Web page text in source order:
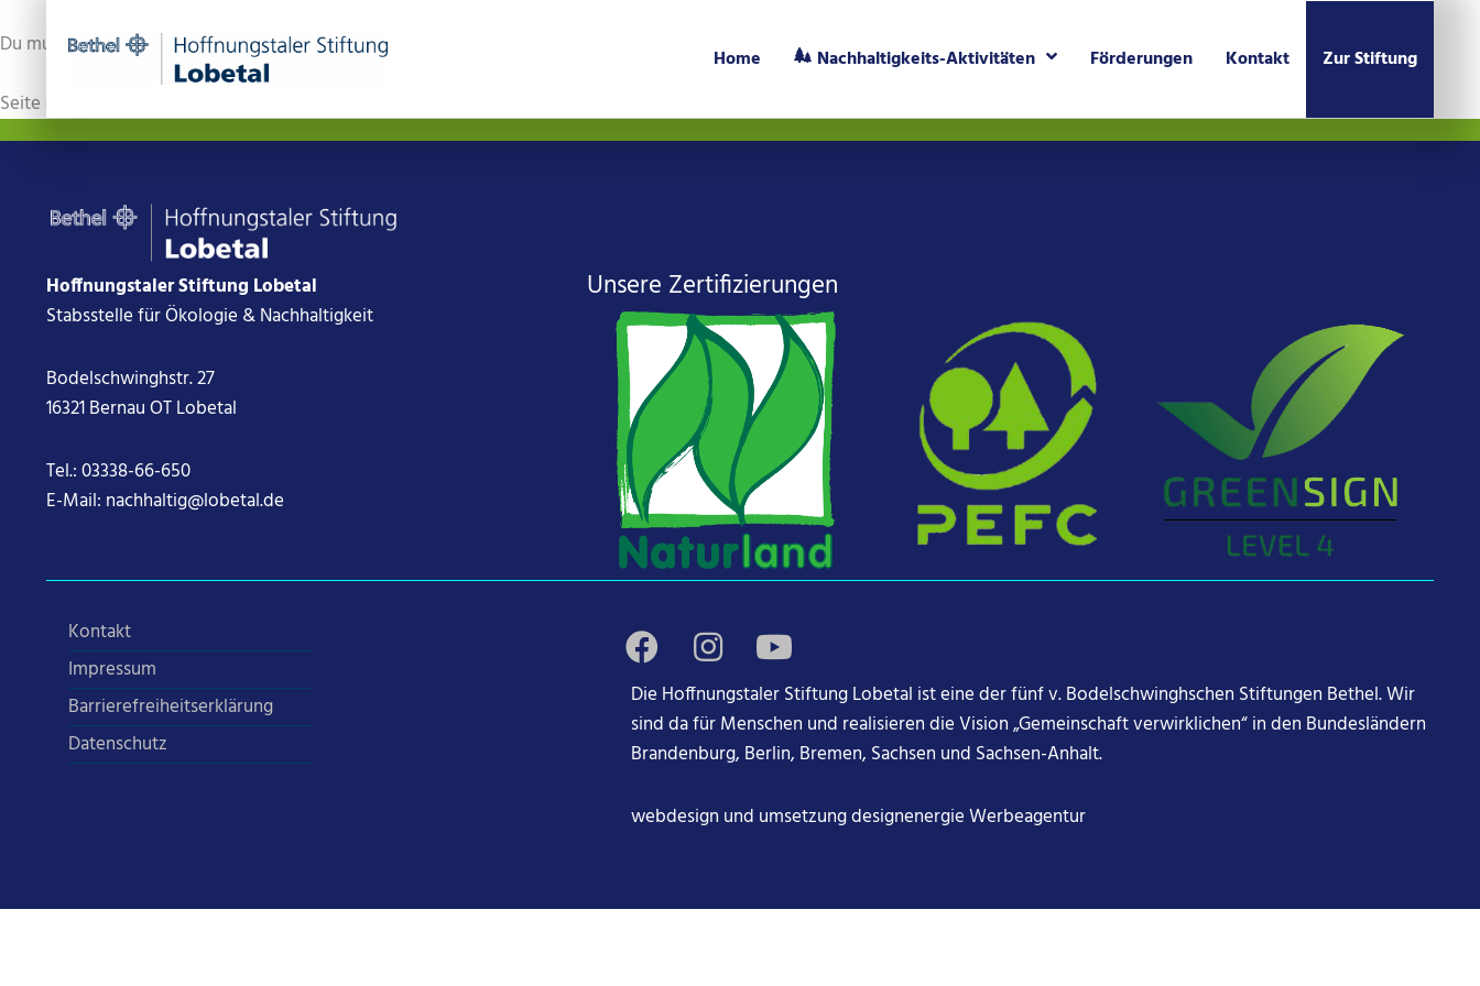
Inhalt
Home Nachhaltigkeits-Aktivitäten Förderungen Kontakt Zur Stiftung
Du musst angemeldet sein, um diese Seite anzeigen zu können.
Seite generiert von
Hoffnungstaler Stiftung Lobetal
Stabsstelle für Ökologie & Nachhaltigkeit
Bodelschwinghstr. 27
16321 Bernau OT Lobetal
Tel.:03338-66-650
E-Mail: nachhaltig@lobetal.de
Unsere Zertifizierungen
Kontakt
Impressum
Barrierefreiheitserklärung
Datenschutz
Die Hoffnungstaler Stiftung Lobetal ist eine der fünf v. Bodelschwinghschen Stiftungen Bethel. Wir
sind da für Menschen und realisieren die Vision „Gemeinschaft verwirklichen“ in den Bundesländern
Brandenburg, Berlin, Bremen, Sachsen und Sachsen-Anhalt.
webdesign und umsetzungdesignenergie Werbeagentur